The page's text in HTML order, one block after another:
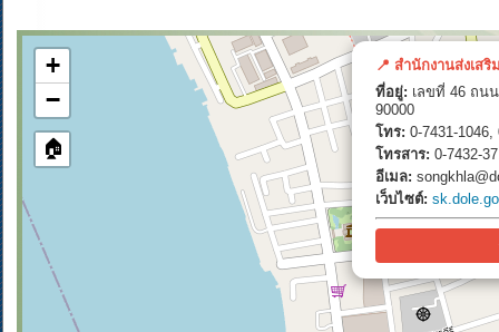
📍 สำนักงานส่งเส
ที่อยู่: เลขที่ 46 ถน
90000
โทร: 0-7431-1046,
โทรสาร: 0-7432-
อีเมล:
เว็บไซต์:
+
−
🏠